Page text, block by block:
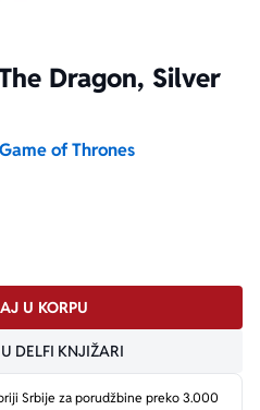
Dragon, Silver
Game of Thrones
U KORPU
DELFI KNJIŽARI
Srbije za porudžbine preko 3.000